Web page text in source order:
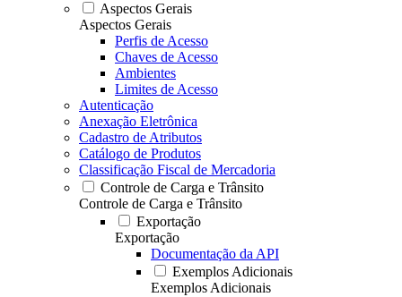
Aspectos Gerais
Aspectos Gerais
Perfis de Acesso
Chaves de Acesso
Ambientes
Limites de Acesso
Autenticação
Anexação Eletrônica
Cadastro de Atributos
Catálogo de Produtos
Classificação Fiscal de Mercadoria
Controle de Carga e Trânsito
Controle de Carga e Trânsito
Exportação
Exportação
Documentação da API
Exemplos Adicionais
Exemplos Adicionais